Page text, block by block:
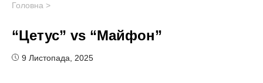
Головна >
“Цетус” vs “Майфон”
9 Листопада, 2025